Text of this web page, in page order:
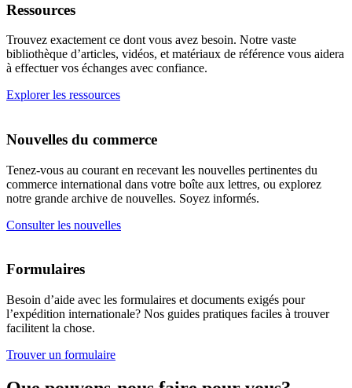
Ressources
Trouvez exactement ce dont vous avez besoin. Notre vaste
bibliothèque d’articles, vidéos, et matériaux de référence vous aidera
à effectuer vos échanges avec confiance.
Explorer les ressources
Nouvelles du commerce
Tenez-vous au courant en recevant les nouvelles pertinentes du
commerce international dans votre boîte aux lettres, ou explorez
notre grande archive de nouvelles. Soyez informés.
Consulter les nouvelles
Formulaires
Besoin d’aide avec les formulaires et documents exigés pour
l’expédition internationale? Nos guides pratiques faciles à trouver
facilitent la chose.
Trouver un formulaire